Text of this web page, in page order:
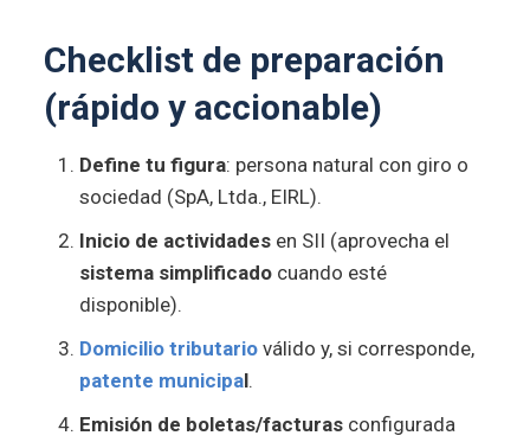
Checklist de preparación
(rápido y accionable)
Define tu figura: persona natural con giro o
sociedad (SpA, Ltda., EIRL).
Inicio de actividadesen SII (aprovecha el
sistema simplificadocuando esté
disponible).
Domicilio tributarioválido y, si corresponde,
patente municipal.
Emisión de boletas/facturasconfigurada